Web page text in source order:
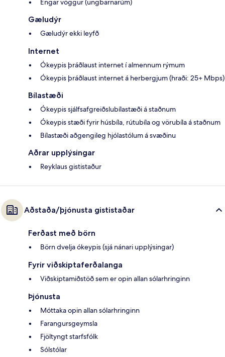
Engar vöggur (ungbarnarúm)
Gæludýr
Gæludýr ekki leyfð
Internet
Ókeypis þráðlaust internet í almennum rýmum
Ókeypis þráðlaust internet á herbergjum (hraði: 25+ Mbps)
Bílastæði
Ókeypis sjálfsafgreiðslubílastæði á staðnum
Ókeypis stæði fyrir húsbíla, rútubíla og vörubíla á staðnum
Bílastæði aðgengileg hjólastólum á svæðinu
Aðrar upplýsingar
Reyklaus gististaður
Aðstaða/þjónusta gististaðar
Ferðast með börn
Börn dvelja ókeypis (sjá nánari upplýsingar)
Fyrir viðskiptaferðalanga
Viðskiptamiðstöð sem er opin allan sólarhringinn
Þjónusta
Móttaka opin allan sólarhringinn
Farangursgeymsla
Fjöltyngt starfsfólk
Sólstólar